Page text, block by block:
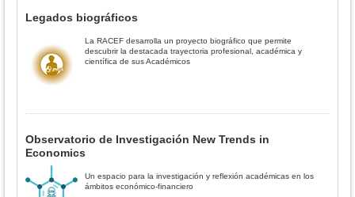
Legados biográficos
La RACEF desarrolla un proyecto biográfico que permite
descubrir la destacada trayectoria profesional, académica y
científica de sus Académicos
Observatorio de Investigación New Trends in
Economics
Un espacio para la investigación y reflexión académicas en los
ámbitos económico-financiero